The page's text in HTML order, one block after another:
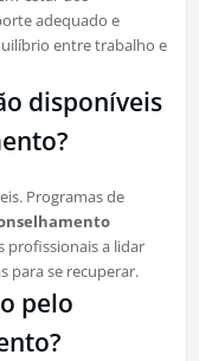
adequado e
entre trabalho e
disponíveis
Programas de
profissionais a lidar
para se recuperar.
pelo